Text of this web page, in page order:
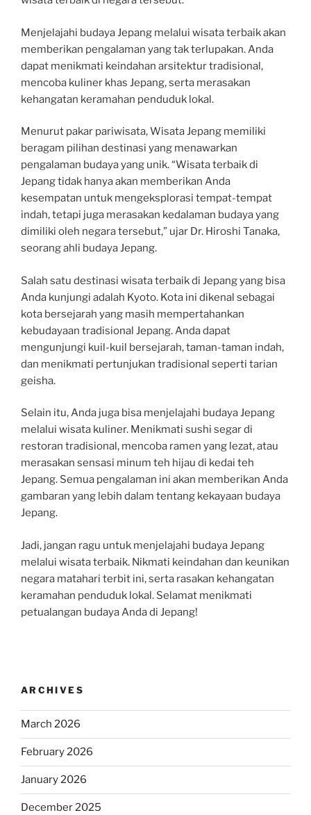
Menjelajahi budaya Jepang melalui wisata terbaik akan
memberikan pengalaman yang tak terlupakan. Anda
dapat menikmati keindahan arsitektur tradisional,
mencoba kuliner khas Jepang, serta merasakan
kehangatan keramahan penduduk lokal.
Menurut pakar pariwisata, Wisata Jepang memiliki
beragam pilihan destinasi yang menawarkan
pengalaman budaya yang unik. “Wisata terbaik di
Jepang tidak hanya akan memberikan Anda
kesempatan untuk mengeksplorasi tempat-tempat
indah, tetapi juga merasakan kedalaman budaya yang
dimiliki oleh negara tersebut,” ujar Dr. Hiroshi Tanaka,
seorang ahli budaya Jepang.
Salah satu destinasi wisata terbaik di Jepang yang bisa
Anda kunjungi adalah Kyoto. Kota ini dikenal sebagai
kota bersejarah yang masih mempertahankan
kebudayaan tradisional Jepang. Anda dapat
mengunjungi kuil-kuil bersejarah, taman-taman indah,
dan menikmati pertunjukan tradisional seperti tarian
geisha.
Selain itu, Anda juga bisa menjelajahi budaya Jepang
melalui wisata kuliner. Menikmati sushi segar di
restoran tradisional, mencoba ramen yang lezat, atau
merasakan sensasi minum teh hijau di kedai teh
Jepang. Semua pengalaman ini akan memberikan Anda
gambaran yang lebih dalam tentang kekayaan budaya
Jepang.
Jadi, jangan ragu untuk menjelajahi budaya Jepang
melalui wisata terbaik. Nikmati keindahan dan keunikan
negara matahari terbit ini, serta rasakan kehangatan
keramahan penduduk lokal. Selamat menikmati
petualangan budaya Anda di Jepang!
ARCHIVES
March 2026
February 2026
January 2026
December 2025